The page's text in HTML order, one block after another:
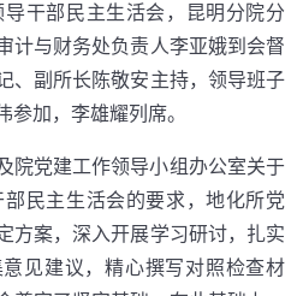
干部民主生活会，昆明分院分
计与财务处负责人李亚娥到会督
、副所长陈敬安主持，领导班子
参加，李雄耀列席。
院党建工作领导小组办公室关于
民主生活会的要求，地化所党
方案，深入开展学习研讨，扎实
见建议，精心撰写对照检查材